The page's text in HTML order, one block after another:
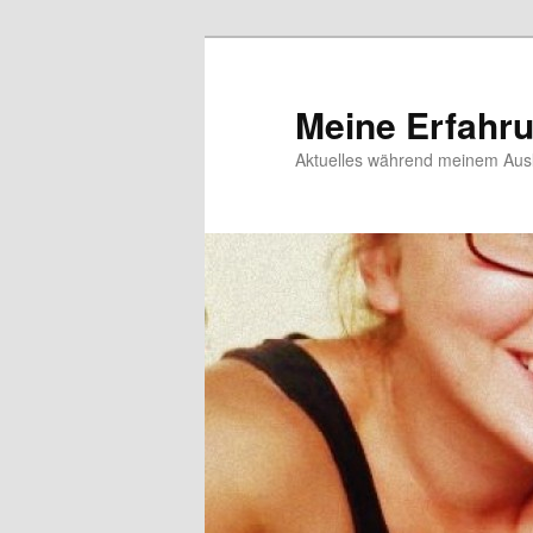
Meine
Aktuelles während meinem